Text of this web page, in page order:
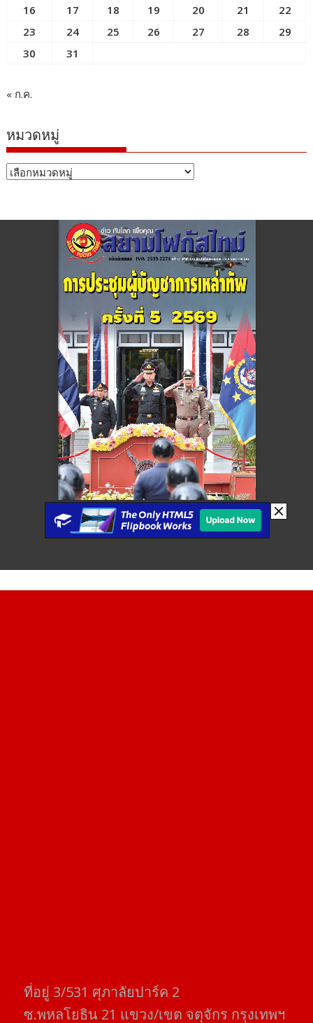
16
17 18 19 20 21
22
23
24 25 26 27 28
29
30
31
« ก.ค.
หมวดหมู่
หมวด
ที่อยู่​ 3/531​ ศุภาลัยปาร์ค​ 2
ซ.พหลโยธิน​ 21​ แขวง/เขต​ จตุจักร​ กรุงเทพฯ